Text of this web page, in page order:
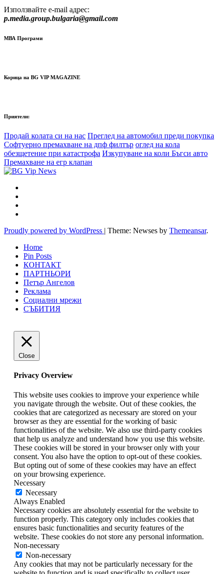
Използвайте e-mail адрес:
p.media.group.bulgaria@gmail.com
МВА Програми
Корица на BG VIP MAGAZINE
Приятели:
Продай колата си на нас Преглед на автомобил преди покупка
Софтуерно премахване на дпф филтър оглед на кола
обезщетение при катастрофа Изкупуване на коли Бъгси авто
Премахване на егр клапан
Proudly powered by WordPress | Theme: Newses by Themeansar.
Home
Pin Posts
КОНТАКТ
ПАРТНЬОРИ
Петър Ангелов
Реклама
Социални мрежи
СЪБИТИЯ
Close
Privacy Overview
This website uses cookies to improve your experience while
you navigate through the website. Out of these cookies, the
cookies that are categorized as necessary are stored on your
browser as they are essential for the working of basic
functionalities of the website. We also use third-party cookies
that help us analyze and understand how you use this website.
These cookies will be stored in your browser only with your
consent. You also have the option to opt-out of these cookies.
But opting out of some of these cookies may have an effect
on your browsing experience.
Necessary
Necessary
Always Enabled
Necessary cookies are absolutely essential for the website to
function properly. This category only includes cookies that
ensures basic functionalities and security features of the
website. These cookies do not store any personal information.
Non-necessary
Non-necessary
Any cookies that may not be particularly necessary for the